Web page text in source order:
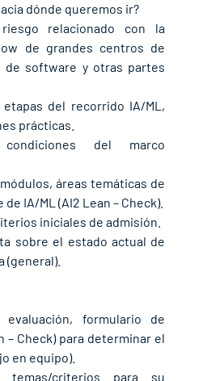
dónde queremos ir?
relacionado con la
de grandes centros de
de software y otras partes
etapas del recorrido IA/ML,
prácticas.
del marco
áreas temáticas de
IA/ML (AI2 Lean – Check).
iniciales de admisión.
sobre el estado actual de
(general).
formulario de
– Check) para determinar el
en equipo).
temas/criterios para su